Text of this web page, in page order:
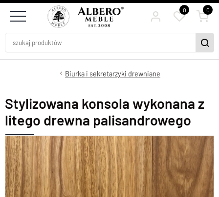
0 0
Biurka i sekretarzyki drewniane
Stylizowana konsola wykonana z
litego drewna palisandrowego